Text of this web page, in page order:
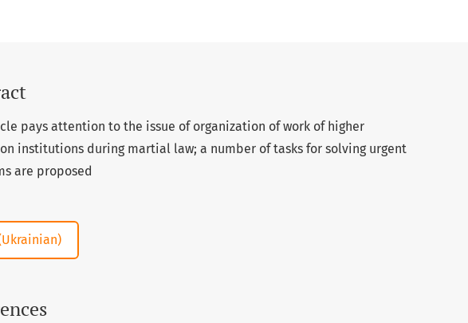
pays attention to the issue of organization of work of higher
institutions during martial law; a number of tasks for solving urgent
are proposed